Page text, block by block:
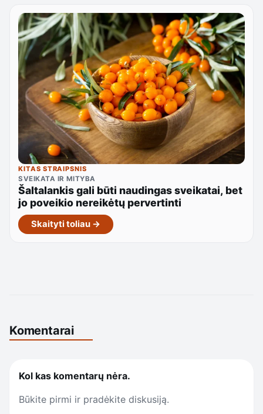
KITAS STRAIPSNIS
SVEIKATA IR MITYBA
Šaltalankis gali būti naudingas sveikatai, bet
jo poveikio nereikėtų pervertinti
Skaityti toliau →
Komentarai
Kol kas komentarų nėra.
Būkite pirmi ir pradėkite diskusiją.